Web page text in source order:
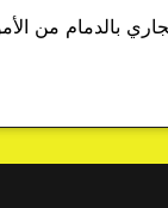
بالدمام من